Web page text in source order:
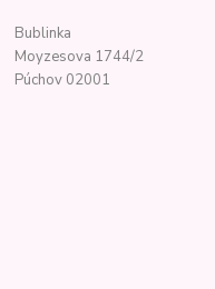
Bublinka
Moyzesova 1744/2
Púchov 02001